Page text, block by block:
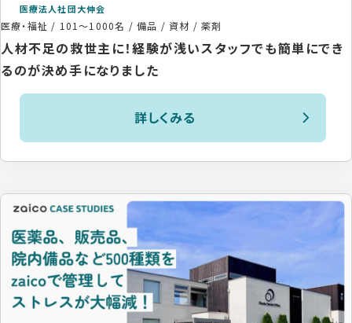
医療法人社団大伸会
医療・福祉 / 101〜1000名 /備品 / 資材 / 薬剤
人材不足の救世主に！経験が浅いスタッフでも簡単にでき
るのが決め手になりました
詳しくみる